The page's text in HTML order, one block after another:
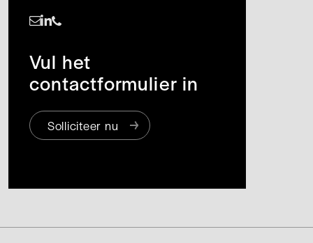
Vul het
contactformulier in
Solliciteer nu